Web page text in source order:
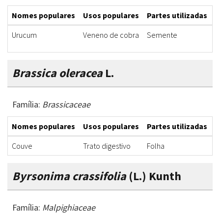
Nomes populares Usos populares Partes utilizadas
Urucum
Veneno de cobra Semente
Brassica oleraceaL.
Família: Brassicaceae
Nomes populares Usos populares Partes utilizadas
Couve
Trato digestivo Folha
Byrsonima crassifolia(L.) Kunth
Família: Malpighiaceae